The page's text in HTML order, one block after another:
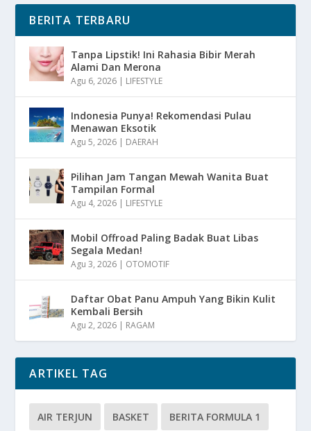
BERITA TERBARU
Tanpa Lipstik! Ini Rahasia Bibir Merah
Alami Dan Merona
Agu 6, 2026 | LIFESTYLE
Indonesia Punya! Rekomendasi Pulau
Menawan Eksotik
Agu 5, 2026 | DAERAH
Pilihan Jam Tangan Mewah Wanita Buat
Tampilan Formal
Agu 4, 2026 | LIFESTYLE
Mobil Offroad Paling Badak Buat Libas
Segala Medan!
Agu 3, 2026 | OTOMOTIF
Daftar Obat Panu Ampuh Yang Bikin Kulit
Kembali Bersih
Agu 2, 2026 | RAGAM
ARTIKEL TAG
AIR TERJUN BASKET BERITA FORMULA 1